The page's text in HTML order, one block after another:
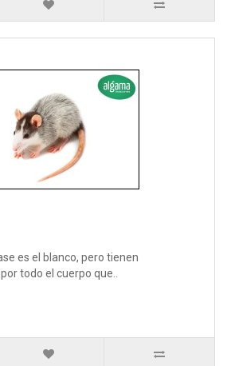
es el blanco, pero tienen
todo el cuerpo que..